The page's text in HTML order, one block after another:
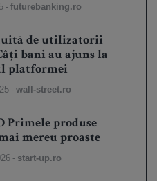
-futurebanking.ro
de utilizatorii
bani au ajuns la
platformei
-wall-street.ro
Primele produse
mereu proaste
- start-up.ro